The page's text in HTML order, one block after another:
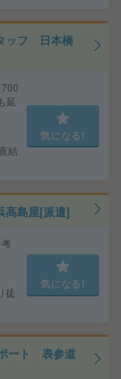
ッフ 日本橋
延
結
気になる!
高島屋[派遣]
徒
気になる!
ート 表参道